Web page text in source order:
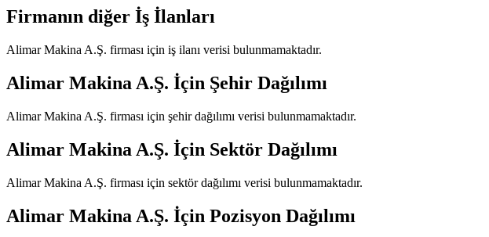
Firmanın diğer İş İlanları
Alimar Makina A.Ş. firması için iş ilanı verisi bulunmamaktadır.
Alimar Makina A.Ş. İçin Şehir Dağılımı
Alimar Makina A.Ş. firması için şehir dağılımı verisi bulunmamaktadır.
Alimar Makina A.Ş. İçin Sektör Dağılımı
Alimar Makina A.Ş. firması için sektör dağılımı verisi bulunmamaktadır.
Alimar Makina A.Ş. İçin Pozisyon Dağılımı